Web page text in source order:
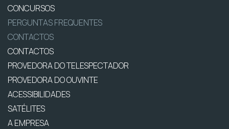
CONCURSOS
PERGUNTAS FREQUENTES
CONTACTOS
CONTACTOS
PROVEDORA DO TELESPECTADOR
PROVEDORA DO OUVINTE
ACESSIBILIDADES
SATÉLITES
A EMPRESA